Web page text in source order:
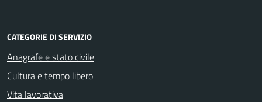
CATEGORIE DI SERVIZIO
Anagrafe e stato civile
Cultura e tempo libero
Vita lavorativa